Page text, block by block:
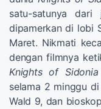
satu-satunya
dipamerkan di lobi
Maret. Nikmati
dengan filmnya
Knights of
selama 2 minggu
Wald 9, dan